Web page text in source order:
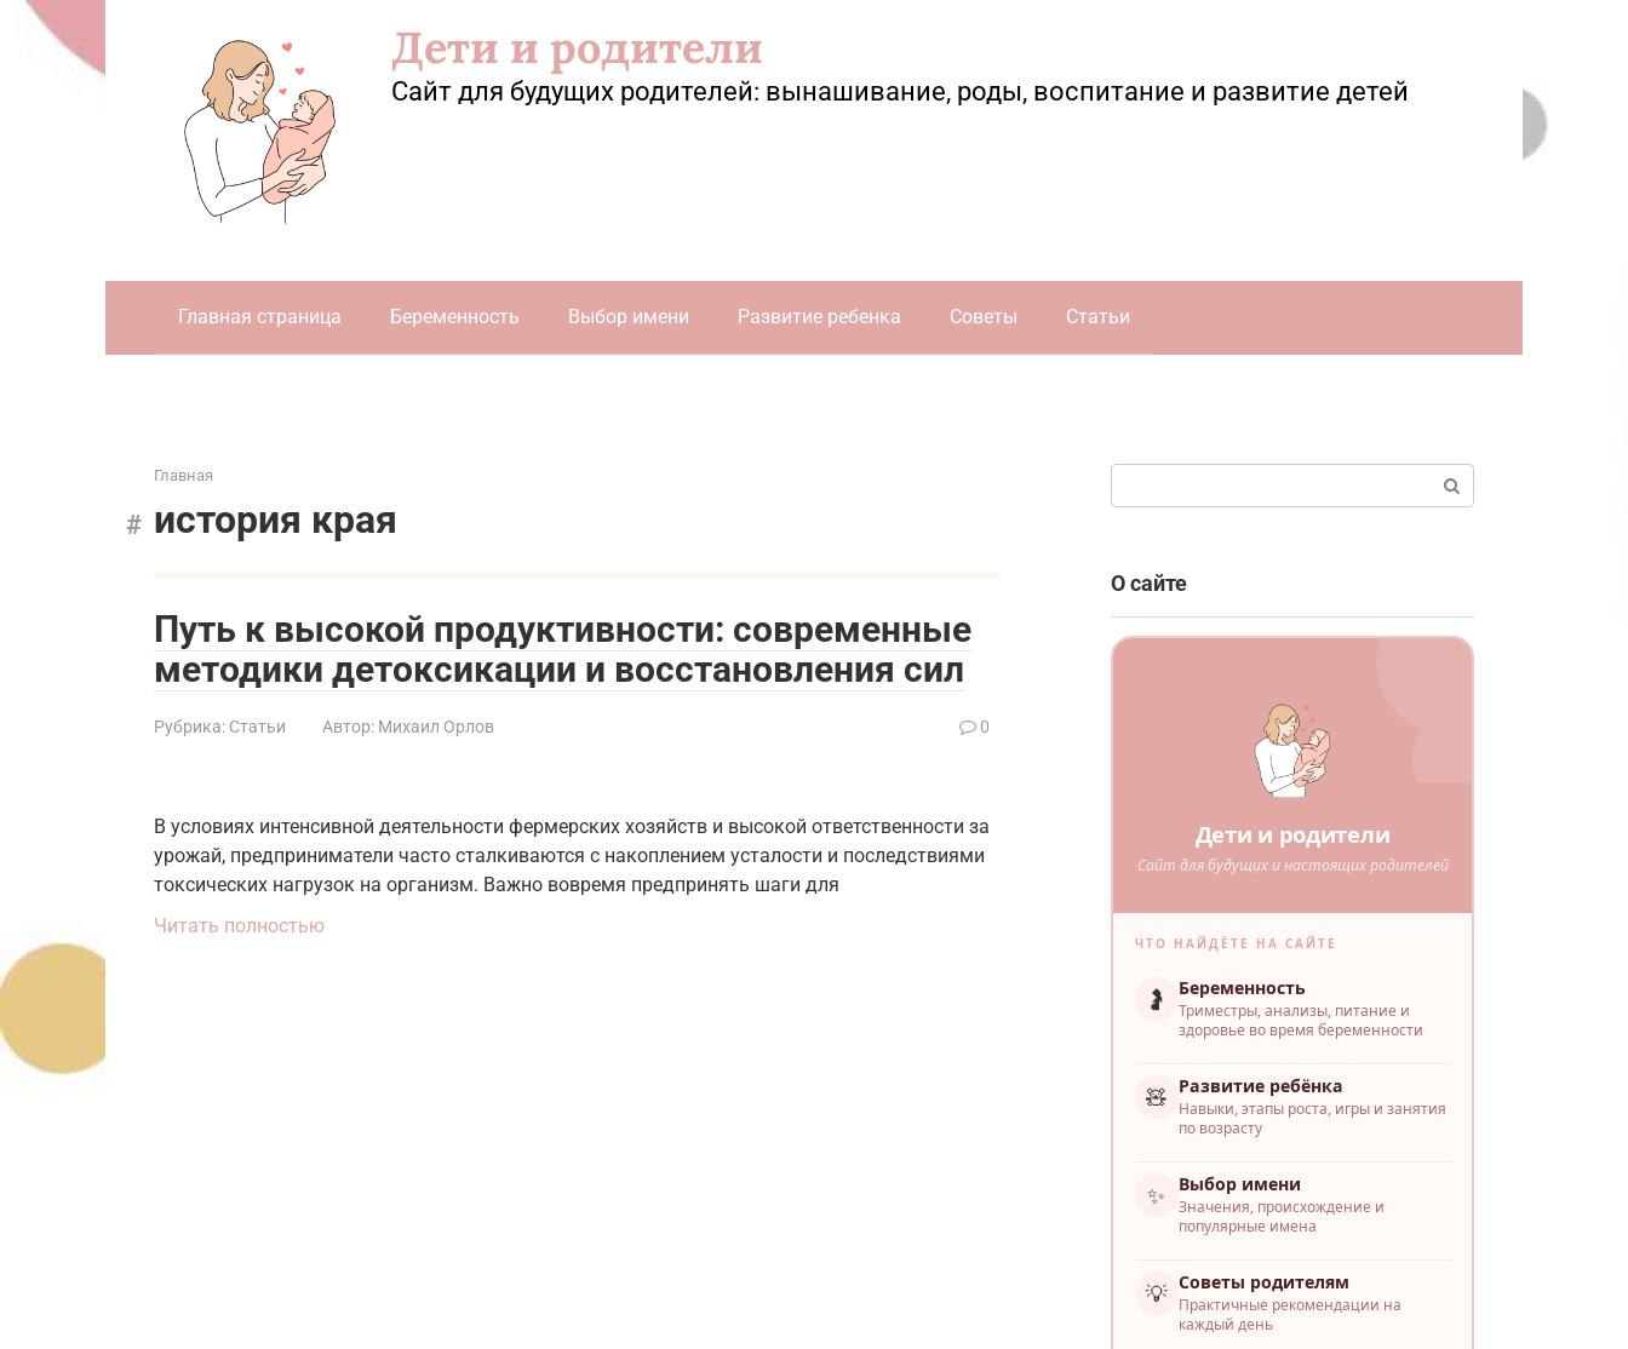
Перейти
Дети и родители
Сайт для будущих родителей: вынашивание, роды, воспитание и развитие детей
Главная страница Беременность Выбор имени Развитие ребенка Советы Статьи
Главная
история края
Путь к высокой продуктивности: современные
методики детоксикации и восстановления сил
Рубрика: Статьи Автор: Михаил Орлов 0
В условиях интенсивной деятельности фермерских хозяйств и высокой ответственности за
урожай, предприниматели часто сталкиваются с накоплением усталости и последствиями
токсических нагрузок на организм. Важно вовремя предпринять шаги для
Читать полностью
О сайте
Дети и родители
Сайт для будущих и настоящих родителей
ЧТО НАЙДЁТЕ НА САЙТЕ
🤰 Беременность
Триместры, анализы, питание и
здоровье во время беременности
🧸 Развитие ребёнка
Навыки, этапы роста, игры и занятия
по возрасту
✨ Выбор имени
Значения, происхождение и
популярные имена
💡 Советы родителям
Практичные рекомендации на
каждый день